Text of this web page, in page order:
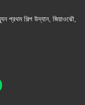
প্রথম শিল্প উদ্যান, জিয়াওঝৌ,